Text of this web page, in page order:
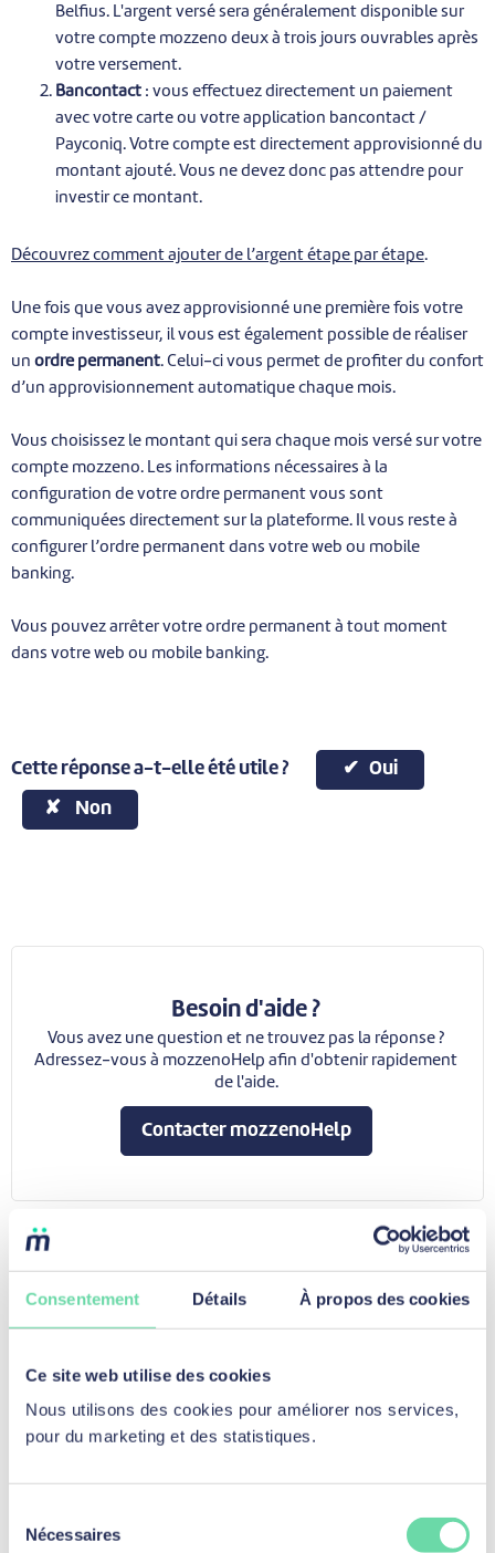
Consentement Détails À propos des cookies
Ce site web utilise des cookies
Nous utilisons des cookies pour améliorer nos services,
pour du marketing et des statistiques.
Nécessaires
Belfius. L'argent versé sera généralement disponible sur
votre compte mozzeno deux à trois jours ouvrables après
votre versement.
Bancontact : vous effectuez directement un paiement
avec votre carte ou votre application bancontact /
Payconiq. Votre compte est directement approvisionné du
montant ajouté. Vous ne devez donc pas attendre pour
investir ce montant.
Découvrez comment ajouter de l’argent étape par étape.
Une fois que vous avez approvisionné une première fois votre
compte investisseur, il vous est également possible de réaliser
un ordre permanent. Celui-ci vous permet de profiter du confort
d’un approvisionnement automatique chaque mois.
Vous choisissez le montant qui sera chaque mois versé sur votre
compte mozzeno. Les informations nécessaires à la
configuration de votre ordre permanent vous sont
communiquées directement sur la plateforme. Il vous reste à
configurer l’ordre permanent dans votre web ou mobile
banking.
Vous pouvez arrêter votre ordre permanent à tout moment
dans votre web ou mobile banking.
Cette réponse a-t-elle été utile ? Oui
Non
Besoin d'aide ?
Vous avez une question et ne trouvez pas la réponse ?
Adressez-vous à mozzenoHelp afin d'obtenir rapidement
de l'aide.
Contacter mozzenoHelp
Prêt personnel
Prêt personnel
Prêt travaux
Le prêt vélo